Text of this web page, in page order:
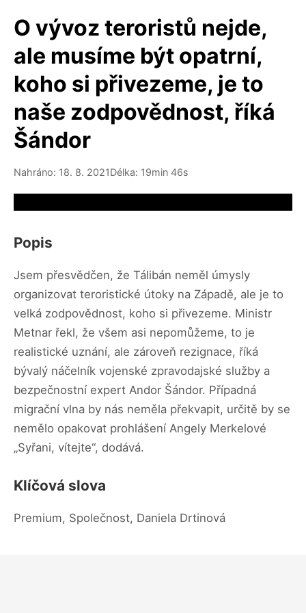
O vývoz teroristů nejde,
ale musíme být opatrní,
koho si přivezeme, je to
naše zodpovědnost, říká
Šándor
Nahráno: 18. 8. 2021Délka: 19min 46s
Popis
Jsem přesvědčen, že Tálibán neměl úmysly
organizovat teroristické útoky na Západě, ale je to
velká zodpovědnost, koho si přivezeme. Ministr
Metnar řekl, že všem asi nepomůžeme, to je
realistické uznání, ale zároveň rezignace, říká
bývalý náčelník vojenské zpravodajské služby a
bezpečnostní expert Andor Šándor. Případná
migrační vlna by nás neměla překvapit, určitě by se
nemělo opakovat prohlášení Angely Merkelové
„Syřani, vítejte“, dodává.
Klíčová slova
Premium, Společnost, Daniela Drtinová